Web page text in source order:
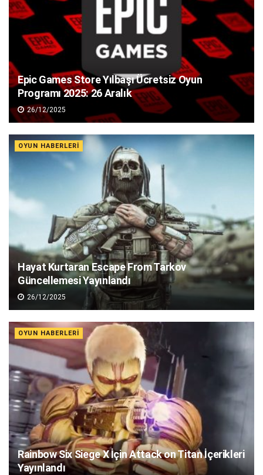
Epic Games Store Yılbaşı Ücretsiz Oyun
Programı 2025: 26 Aralık
26/12/2025
OYUN HABERLERI
Hayat Kurtaran Escape From Tarkov
Güncellemesi Yayınlandı
26/12/2025
OYUN HABERLERI
Rainbow Six Siege X İçin Attack on Titan İçerikleri
Yayınlandı